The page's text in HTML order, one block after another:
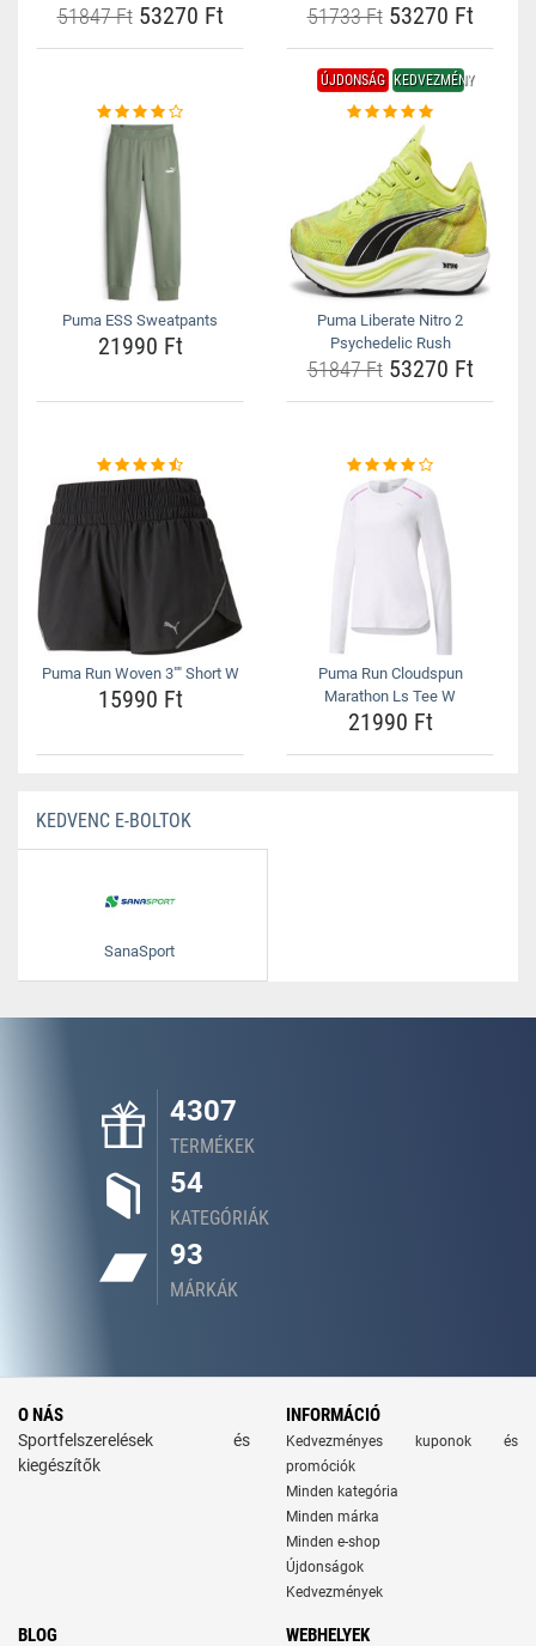
51847 Ft53270 Ft 51733 Ft53270 Ft
Puma ESS Sweatpants
21990 Ft
ÚJDONSÁG KEDVEZMÉNY
Puma Liberate Nitro 2
Psychedelic Rush
51847 Ft53270 Ft
Puma Run Woven 3"" Short W
15990 Ft
Puma Run Cloudspun
Marathon Ls Tee W
21990 Ft
KEDVENC E-BOLTOK
SanaSport
4307
TERMÉKEK
54
KATEGÓRIÁK
93
MÁRKÁK
O NÁS
Sportfelszerelések és
kiegészítők
INFORMÁCIÓ
Kedvezményes kuponok és
promóciók
Minden kategória
Minden márka
Minden e-shop
Újdonságok
Kedvezmények
BLOG WEBHELYEK